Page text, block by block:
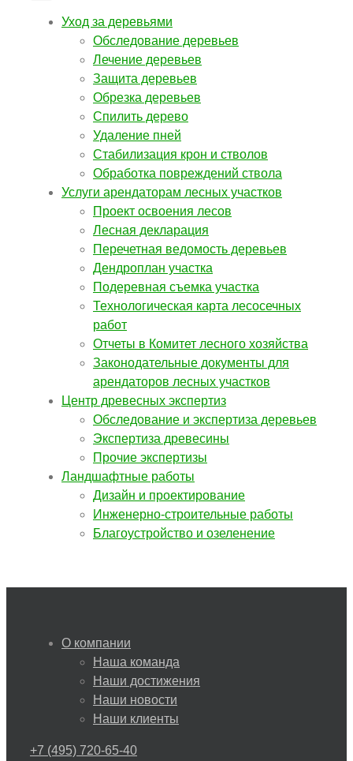
Уход за деревьями
Обследование деревьев
Лечение деревьев
Защита деревьев
Обрезка деревьев
Спилить дерево
Удаление пней
Стабилизация крон и стволов
Обработка повреждений ствола
Услуги арендаторам лесных участков
Проект освоения лесов
Лесная декларация
Перечетная ведомость деревьев
Дендроплан участка
Подеревная съемка участка
Технологическая карта лесосечных
работ
Отчеты в Комитет лесного хозяйства
Законодательные документы для
арендаторов лесных участков
Центр древесных экспертиз
Обследование и экспертиза деревьев
Экспертиза древесины
Прочие экспертизы
Ландшафтные работы
Дизайн и проектирование
Инженерно-строительные работы
Благоустройство и озеленение
О компании
Наша команда
Наши достижения
Наши новости
Наши клиенты
+7 (495) 720-65-40